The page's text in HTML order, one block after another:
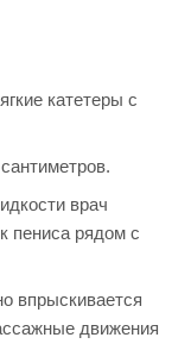
катетеры с
врач
пениса рядом с
впрыскивается
движения